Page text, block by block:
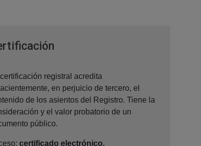
certificación registral acredita
en perjuicio de tercero, el
de los asientos del Registro. Tiene la
y el valor probatorio de un
público.
certificado electrónico.